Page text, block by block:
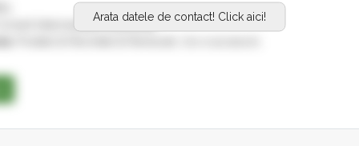
Arata datele de contact! Click aici!
Intermediere Distributie